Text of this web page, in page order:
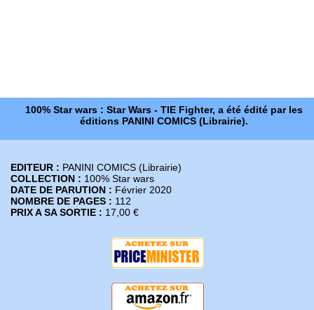
100% Star wars : Star Wars - TIE Fighter, a été édité par les
éditions PANINI COMICS (Librairie).
EDITEUR : PANINI COMICS (Librairie)
COLLECTION : 100% Star wars
DATE DE PARUTION : Février 2020
NOMBRE DE PAGES : 112
PRIX A SA SORTIE : 17,00 €